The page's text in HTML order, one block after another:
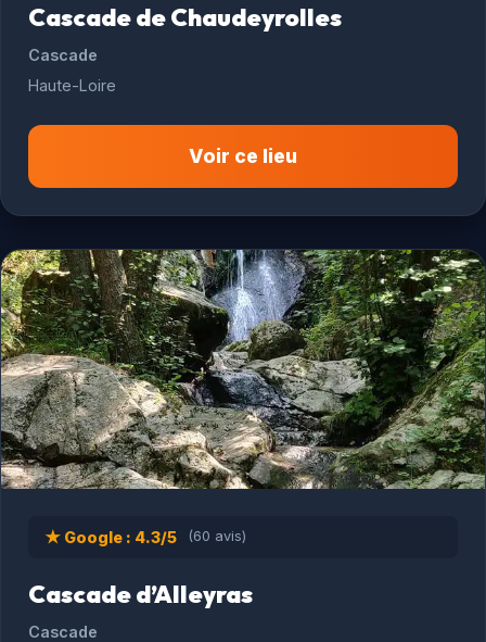
Cascade de Chaudeyrolles
Cascade
Haute-Loire
Voir ce lieu
★ Google : 4.3/5 (60 avis)
Cascade d’Alleyras
Cascade